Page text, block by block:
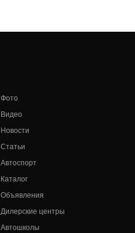
Фото
Видео
Новости
Статьи
Автоспорт
Каталог
Объявления
Дилерские центры
Автошколы